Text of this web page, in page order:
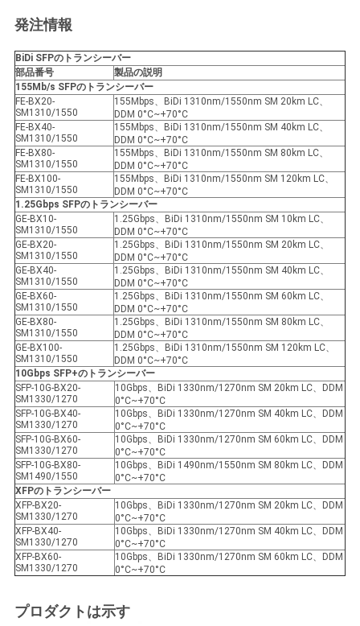
ポ
リ
シ
ー
発注情報
BiDi SFPのトランシーバー
部品番号
製品の説明
155Mb/s SFPのトランシーバー
FE-BX20-
SM1310/1550
155Mbps、BiDi 1310nm/1550nm SM 20km LC、
DDM 0°C~+70°C
FE-BX40-
SM1310/1550
155Mbps、BiDi 1310nm/1550nm SM 40km LC、
DDM 0°C~+70°C
FE-BX80-
SM1310/1550
155Mbps、BiDi 1310nm/1550nm SM 80km LC、
DDM 0°C~+70°C
FE-BX100-
SM1310/1550
155Mbps、BiDi 1310nm/1550nm SM 120km LC、
DDM 0°C~+70°C
1.25Gbps SFPのトランシーバー
GE-BX10-
SM1310/1550
1.25Gbps、BiDi 1310nm/1550nm SM 10km LC、
DDM 0°C~+70°C
GE-BX20-
SM1310/1550
1.25Gbps、BiDi 1310nm/1550nm SM 20km LC、
DDM 0°C~+70°C
GE-BX40-
SM1310/1550
1.25Gbps、BiDi 1310nm/1550nm SM 40km LC、
DDM 0°C~+70°C
GE-BX60-
SM1310/1550
1.25Gbps、BiDi 1310nm/1550nm SM 60km LC、
DDM 0°C~+70°C
GE-BX80-
SM1310/1550
1.25Gbps、BiDi 1310nm/1550nm SM 80km LC、
DDM 0°C~+70°C
GE-BX100-
SM1310/1550
1.25Gbps、BiDi 1310nm/1550nm SM 120km LC、
DDM 0°C~+70°C
10Gbps SFP+のトランシーバー
SFP-10G-BX20-
SM1330/1270
10Gbps、BiDi 1330nm/1270nm SM 20km LC、DDM
0°C~+70°C
SFP-10G-BX40-
SM1330/1270
10Gbps、BiDi 1330nm/1270nm SM 40km LC、DDM
0°C~+70°C
SFP-10G-BX60-
SM1330/1270
10Gbps、BiDi 1330nm/1270nm SM 60km LC、DDM
0°C~+70°C
SFP-10G-BX80-
SM1490/1550
10Gbps、BiDi 1490nm/1550nm SM 80km LC、DDM
0°C~+70°C
XFPのトランシーバー
XFP-BX20-
SM1330/1270
10Gbps、BiDi 1330nm/1270nm SM 20km LC、DDM
0°C~+70°C
XFP-BX40-
SM1330/1270
10Gbps、BiDi 1330nm/1270nm SM 40km LC、DDM
0°C~+70°C
XFP-BX60-
SM1330/1270
10Gbps、BiDi 1330nm/1270nm SM 60km LC、DDM
0°C~+70°C
プロダクトは示す